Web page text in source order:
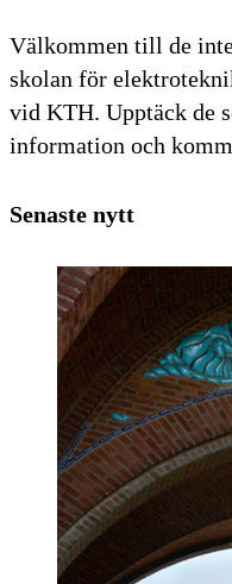
Välkommen till de
skolan för
vid KTH. Upptäck de
information och
Senaste nytt